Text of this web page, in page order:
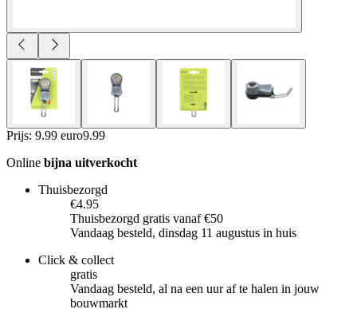
Prijs: 9.99 euro9.99
Online bijna uitverkocht
Thuisbezorgd
€4.95
Thuisbezorgd gratis vanaf €50
Vandaag besteld, dinsdag 11 augustus in huis
Click & collect
gratis
Vandaag besteld, al na een uur af te halen in jouw
bouwmarkt